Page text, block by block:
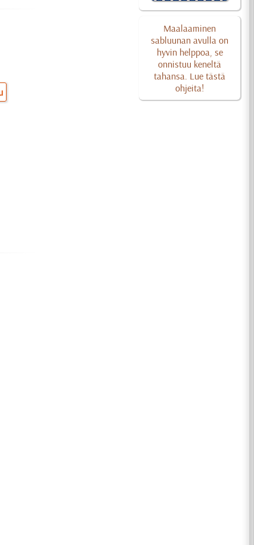
Maalaaminen
sabluunan avulla on
hyvin helppoa, se
onnistuu keneltä
tahansa. Lue tästä
ohjeita!